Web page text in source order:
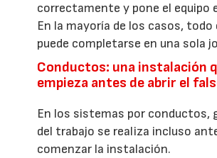
correctamente y pone el equipo
En la mayoría de los casos, todo
puede completarse en una sola
Conductos: una instalación
empieza antes de abrir el
En los sistemas por conductos,
del trabajo se realiza incluso
comenzar la instalación.